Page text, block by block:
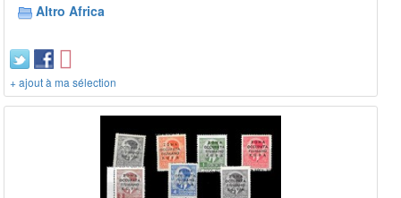
Altro Africa
+ ajout à ma sélection